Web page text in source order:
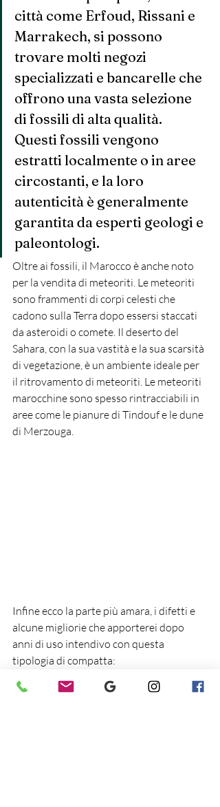
città come Erfoud, Rissani e
Marrakech, si possono
trovare molti negozi
specializzati e bancarelle che
offrono una vasta selezione
di fossili di alta qualità.
Questi fossili vengono
estratti localmente o in aree
circostanti, e la loro
autenticità è generalmente
garantita da esperti geologi e
paleontologi.
Oltre ai fossili, il Marocco è anche noto
per la vendita di meteoriti. Le meteoriti
sono frammenti di corpi celesti che
cadono sulla Terra dopo essersi staccati
da asteroidi o comete. Il deserto del
Sahara, con la sua vastità e la sua scarsità
di vegetazione, è un ambiente ideale per
il ritrovamento di meteoriti. Le meteoriti
marocchine sono spesso rintracciabili in
aree come le pianure di Tindouf e le dune
di Merzouga.
Infine ecco la parte più amara, i difetti e
alcune migliorie che apporterei dopo
anni di uso intendivo con questa
tipologia di compatta:
durante l'utilizzo significa che la